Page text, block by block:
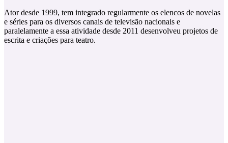
Ator desde 1999, tem integrado regularmente os elencos de novelas
e séries para os diversos canais de televisão nacionais e
paralelamente a essa atividade desde 2011 desenvolveu projetos de
escrita e criações para teatro.